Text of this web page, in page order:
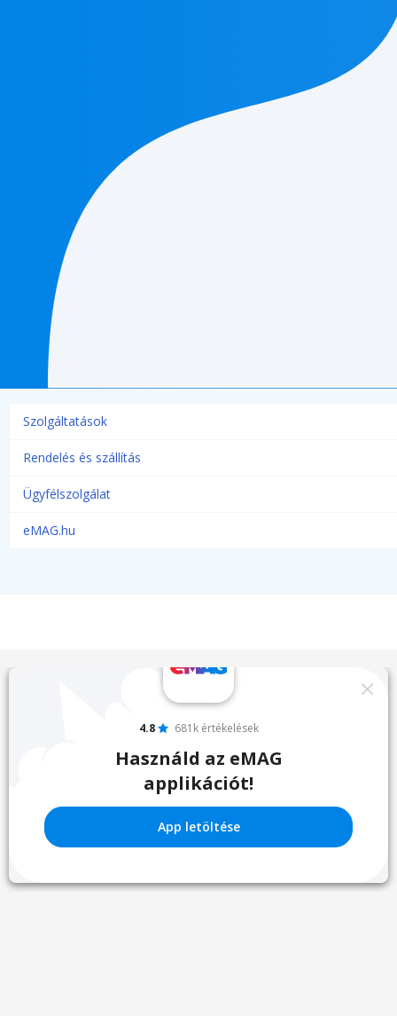
Szolgáltatások
Rendelés és szállítás
Ügyfélszolgálat
eMAG.hu
4.8 681k értékelések
Használd az eMAG
applikációt!
App letöltése